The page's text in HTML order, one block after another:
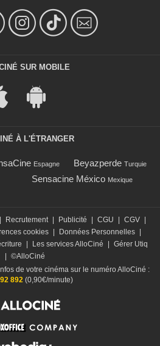
SUR MOBILE
À L'ÉTRANGER
Espagne Beyazperde Turquie
Sensacine México Mexique
Recrutement Publicité CGU CGV
cookies Données Personnelles
Les services AlloCiné
Gérer Utiq
©AlloCiné
de votre cinéma sur le numéro AlloCiné :
892(0,90€/minute)